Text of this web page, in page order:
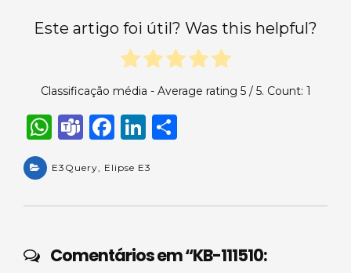
Este artigo foi útil? Was this helpful?
Classificação média - Average rating 5/ 5. Count: 1
W
a
ts
p
T
a
m
F
c
e
o
Li
k
e
n
e
E3Query, Elipse E3
Comentários em “KB-111510: